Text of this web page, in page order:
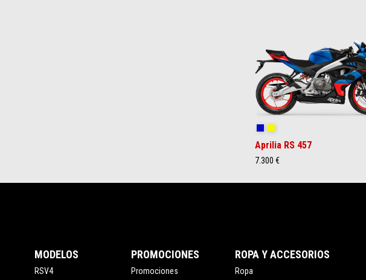
Aprilia RS 457
7.300 €
MODELOS
RSV4
PROMOCIONES
Promociones
ROPA Y ACCESORIOS
Ropa